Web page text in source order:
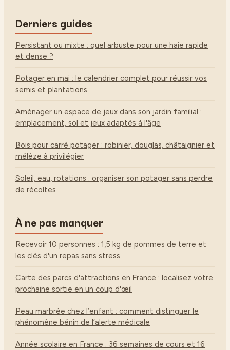
Derniers guides
Persistant ou mixte : quel arbuste pour une haie rapide
et dense ?
Potager en mai : le calendrier complet pour réussir vos
semis et plantations
Aménager un espace de jeux dans son jardin familial :
emplacement, sol et jeux adaptés à l'âge
Bois pour carré potager : robinier, douglas, châtaignier et
mélèze à privilégier
Soleil, eau, rotations : organiser son potager sans perdre
de récoltes
À ne pas manquer
Recevoir 10 personnes : 1,5 kg de pommes de terre et
les clés d'un repas sans stress
Carte des parcs d'attractions en France : localisez votre
prochaine sortie en un coup d'œil
Peau marbrée chez l’enfant : comment distinguer le
phénomène bénin de l’alerte médicale
Année scolaire en France : 36 semaines de cours et 16